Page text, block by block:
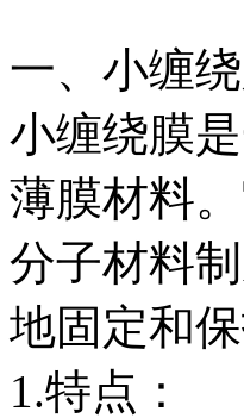
一、小缠
小缠绕膜
薄膜材料
分子材料
地固定和保
1.特点：